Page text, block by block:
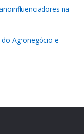
na
Agronegócio e